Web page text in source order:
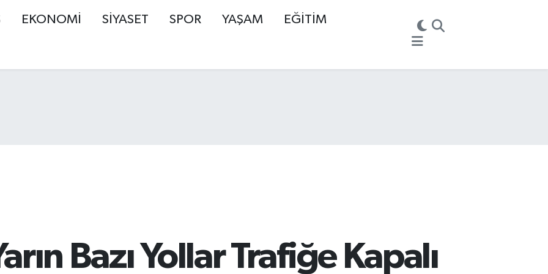
EKONOMİ SİYASET SPOR YAŞAM EĞİTİM
Bazı Yollar Trafiğe Kapalı